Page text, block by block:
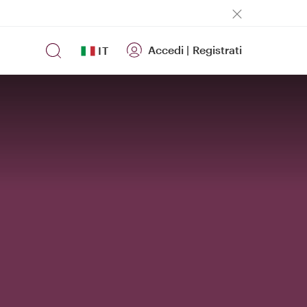
IT Accedi | Registrati